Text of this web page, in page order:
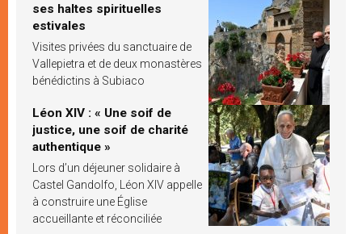
ses haltes spirituelles
estivales
Visites privées du sanctuaire de
Vallepietra et de deux monastères
bénédictins à Subiaco
Léon XIV : « Une soif de
justice, une soif de charité
authentique »
Lors d’un déjeuner solidaire à
Castel Gandolfo, Léon XIV appelle
à construire une Église
accueillante et réconciliée